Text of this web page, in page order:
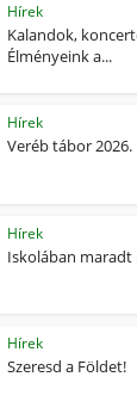
Hírek
Kalandok,
Élményeink a...
Hírek
Veréb tábor 2026.
Hírek
Iskolában maradt
Hírek
Szeresd a Földet!